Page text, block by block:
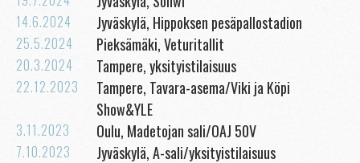
14.6.2024 Jyväskylä, Hippoksen pesäpallostadion
25.5.2024 Pieksämäki, Veturitallit
20.3.2024 Tampere, yksityistilaisuus
22.12.2023
Tampere, Tavara-asema/Viki ja Köpi
Show&YLE
3.11.2023 Oulu, Madetojan sali/OAJ 50V
7.10.2023 Jyväskylä, A-sali/yksityistilaisuus